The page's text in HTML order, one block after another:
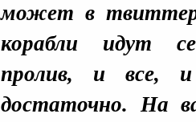
может в
корабли идут
пролив, и все,
достаточно. На